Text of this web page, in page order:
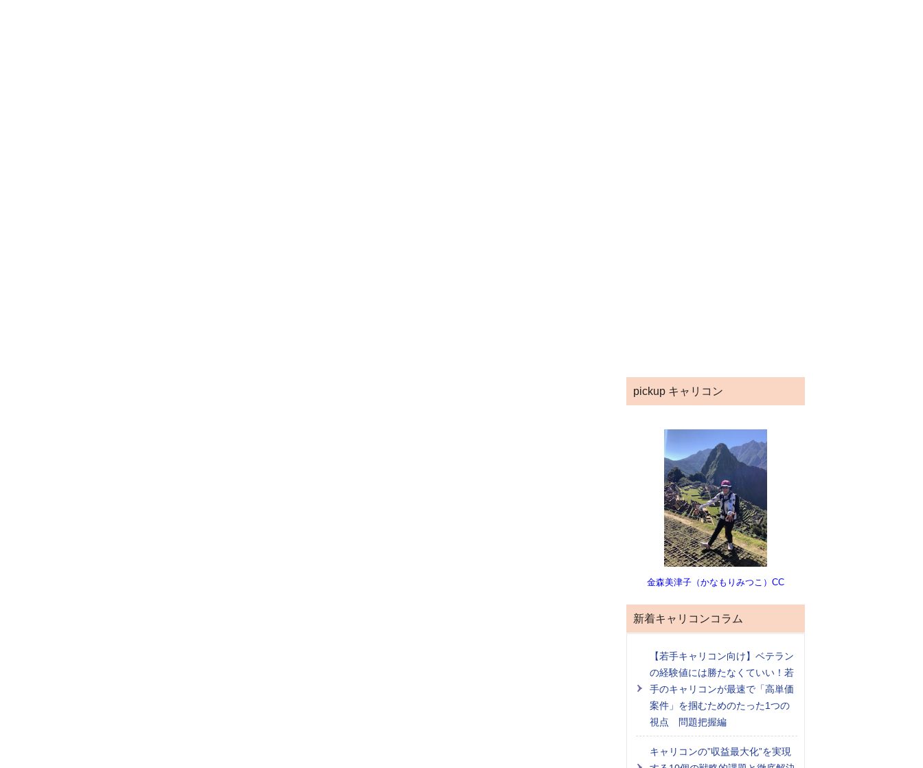
pickup キャリコン
金森美津子（かなもりみつこ）CC
新着キャリコンコラム
【若手キャリコン向け】ベテラン
の経験値には勝たなくていい！若
手のキャリコンが最速で「高単価
案件」を掴むためのたった1つの
視点 問題把握編
キャリコンの”収益最大化”を実現